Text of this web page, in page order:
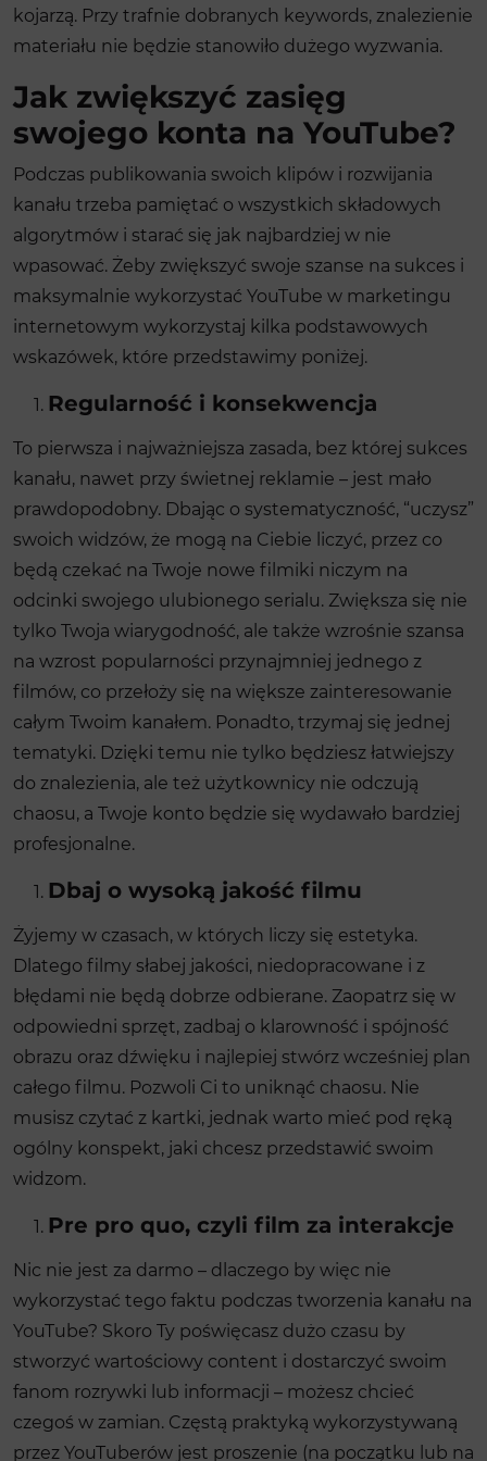
kojarzą. Przy trafnie dobranych keywords, znalezienie
materiału nie będzie stanowiło dużego wyzwania.
Jak zwiększyć zasięg
swojego konta na YouTube?
Podczas publikowania swoich klipów i rozwijania
kanału trzeba pamiętać o wszystkich składowych
algorytmów i starać się jak najbardziej w nie
wpasować. Żeby zwiększyć swoje szanse na sukces i
maksymalnie wykorzystać YouTube w marketingu
internetowym wykorzystaj kilka podstawowych
wskazówek, które przedstawimy poniżej.
Regularność i konsekwencja
To pierwsza i najważniejsza zasada, bez której sukces
kanału, nawet przy świetnej reklamie – jest mało
prawdopodobny. Dbając o systematyczność, “uczysz”
swoich widzów, że mogą na Ciebie liczyć, przez co
będą czekać na Twoje nowe filmiki niczym na
odcinki swojego ulubionego serialu. Zwiększa się nie
tylko Twoja wiarygodność, ale także wzrośnie szansa
na wzrost popularności przynajmniej jednego z
filmów, co przełoży się na większe zainteresowanie
całym Twoim kanałem. Ponadto, trzymaj się jednej
tematyki. Dzięki temu nie tylko będziesz łatwiejszy
do znalezienia, ale też użytkownicy nie odczują
chaosu, a Twoje konto będzie się wydawało bardziej
profesjonalne.
Dbaj o wysoką jakość filmu
Żyjemy w czasach, w których liczy się estetyka.
Dlatego filmy słabej jakości, niedopracowane i z
błędami nie będą dobrze odbierane. Zaopatrz się w
odpowiedni sprzęt, zadbaj o klarowność i spójność
obrazu oraz dźwięku i najlepiej stwórz wcześniej plan
całego filmu. Pozwoli Ci to uniknąć chaosu. Nie
musisz czytać z kartki, jednak warto mieć pod ręką
ogólny konspekt, jaki chcesz przedstawić swoim
widzom.
Pre pro quo, czyli film za interakcje
Nic nie jest za darmo – dlaczego by więc nie
wykorzystać tego faktu podczas tworzenia kanału na
YouTube? Skoro Ty poświęcasz dużo czasu by
stworzyć wartościowy content i dostarczyć swoim
fanom rozrywki lub informacji – możesz chcieć
czegoś w zamian. Częstą praktyką wykorzystywaną
przez YouTuberów jest proszenie (na początku lub na